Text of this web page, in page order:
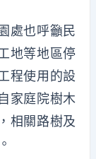
處也呼籲民
地等地區停
程使用的設
家庭院樹木
相關路樹及